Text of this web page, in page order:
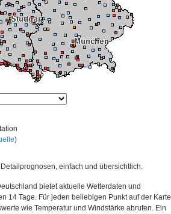
)
einfach und übersichtlich.
bietet aktuelle Wetterdaten und
14 Tage. Für jeden beliebigen Punkt auf der Karte
wie Temperatur und Windstärke abrufen. Ein